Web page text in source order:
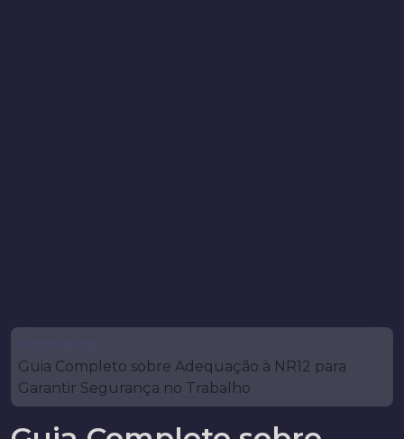
HomeBlog
Guia Completo sobre Adequação à NR12 para
Garantir Segurança no Trabalho